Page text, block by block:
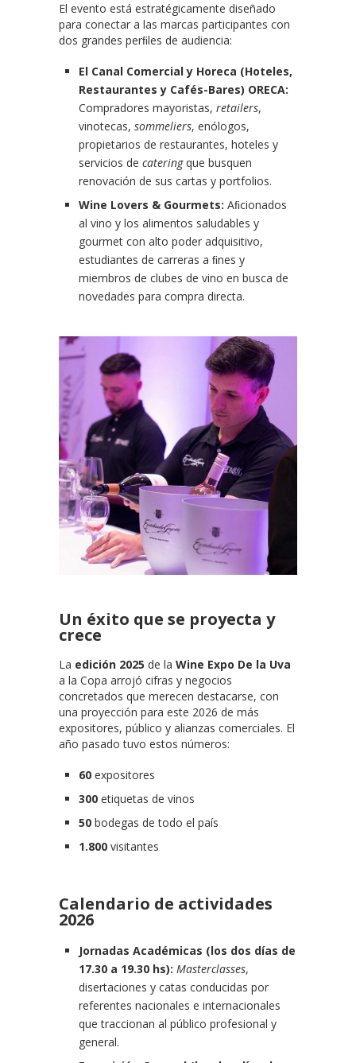
El evento está estratégicamente diseñado
para conectar a las marcas participantes con
dos grandes perﬁles de audiencia:
El Canal Comercial y Horeca (Hoteles,
Restaurantes y Cafés-Bares) ORECA:
Compradores mayoristas, retailers,
vinotecas, sommeliers, enólogos,
propietarios de restaurantes, hoteles y
servicios de cateringque busquen
renovación de sus cartas y portfolios.
Wine Lovers & Gourmets: Aﬁcionados
al vino y los alimentos saludables y
gourmet con alto poder adquisitivo,
estudiantes de carreras a ﬁnes y
miembros de clubes de vino en busca de
novedades para compra directa.
Un éxito que se proyecta y
crece
La edición 2025 de la Wine Expo De la Uva
a la Copa arrojó cifras y negocios
concretados que merecen destacarse, con
una proyección para este 2026 de más
expositores, público y alianzas comerciales. El
año pasado tuvo estos números:
60 expositores
300 etiquetas de vinos
50 bodegas de todo el país
1.800 visitantes
Calendario de actividades
2026
Jornadas Académicas (los dos días de
17.30 a 19.30 hs): Masterclasses,
disertaciones y catas conducidas por
referentes nacionales e internacionales
que traccionan al público profesional y
general.